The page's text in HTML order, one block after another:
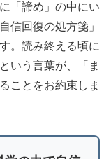
「諦め」の中にい
信回復の処方箋」
。読み終える頃に
いう言葉が、「ま
ことをお約束しま